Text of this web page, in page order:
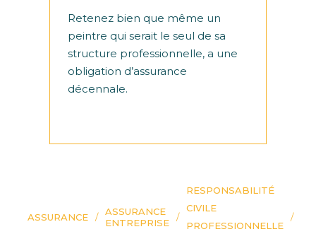
Retenez bien que même un
peintre qui serait le seul de sa
structure professionnelle, a une
obligation d’assurance
décennale.
ASSURANCE
ASSURANCE
ENTREPRISE
RESPONSABILITÉ
CIVILE
PROFESSIONNELLE